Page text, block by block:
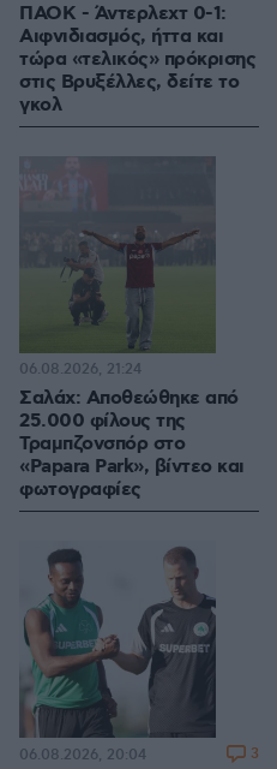
ΠΑΟΚ - Άντερλεχτ 0-1:
Αιφνιδιασμός, ήττα και
τώρα «τελικός» πρόκρισης
στις Βρυξέλλες, δείτε το
γκολ
Σαλάχ: Αποθεώθηκε από
25.000 φίλους της
Τραμπζονσπόρ στο
«Papara Park», βίντεο και
φωτογραφίες
06.08.2026, 21:24
06.08.2026, 20:04 3